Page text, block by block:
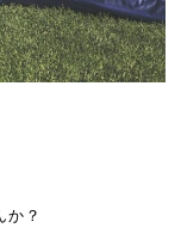
か？